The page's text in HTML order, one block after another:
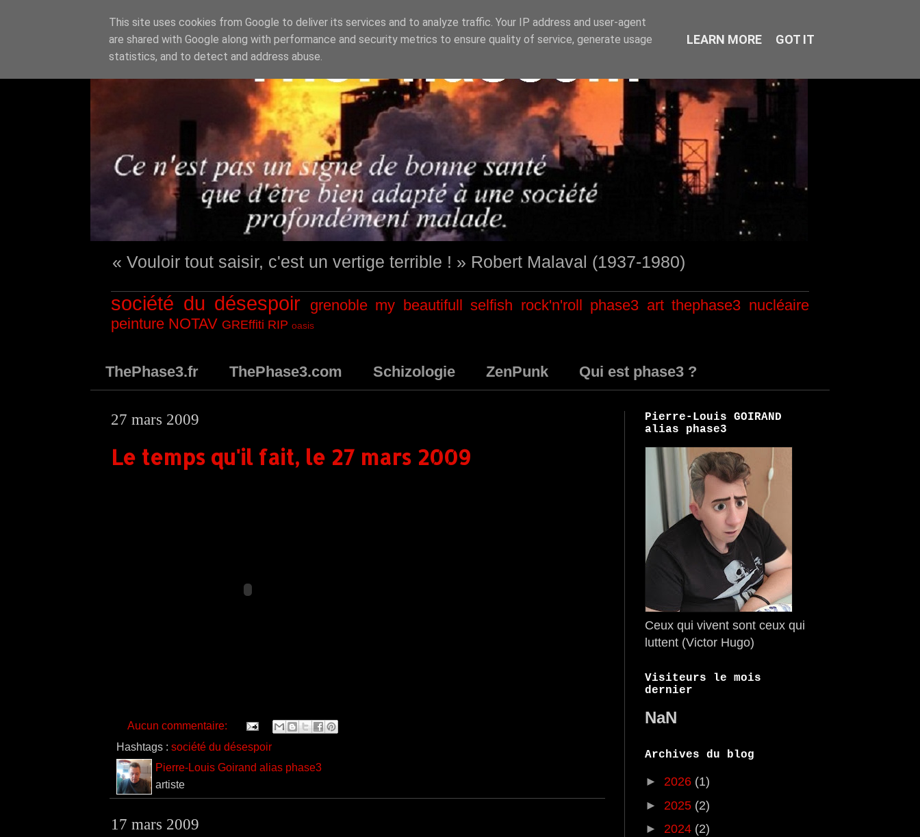
« Vouloir tout saisir, c'est un vertige terrible ! » Robert Malaval (1937-1980)
société du désespoir grenoble my beautifull selfish rock'n'roll phase3 art thephase3 nucléaire
peinture NOTAV GREffiti RIP oasis
ThePhase3.fr ThePhase3.com Schizologie ZenPunk Qui est phase3 ?
27 mars 2009
Le temps qu'il fait, le 27 mars 2009
Aucun commentaire:
Hashtags : société du désespoir
Pierre-Louis Goirand alias phase3
artiste
17 mars 2009
Pierre-Louis GOIRAND
alias phase3
Ceux qui vivent sont ceux qui
luttent (Victor Hugo)
Visiteurs le mois
dernier
NaN
Archives du blog
► 2026 (1)
► 2025 (2)
► 2024 (2)
This site uses cookies from Google to deliver its services and to analyze traffic. Your IP address and user-agent
are shared with Google along with performance and security metrics to ensure quality of service, generate usage
statistics, and to detect and address abuse.
LEARN MORE GOT IT